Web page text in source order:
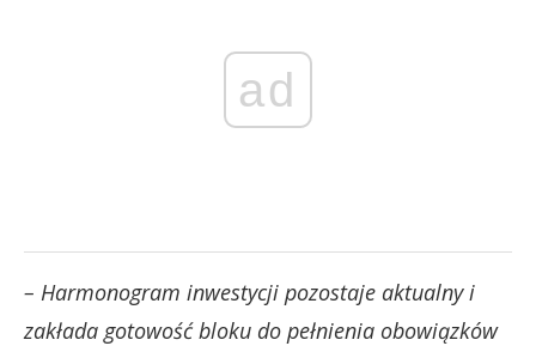
ad
– Harmonogram inwestycji pozostaje aktualny i
zakłada gotowość bloku do pełnienia obowiązków